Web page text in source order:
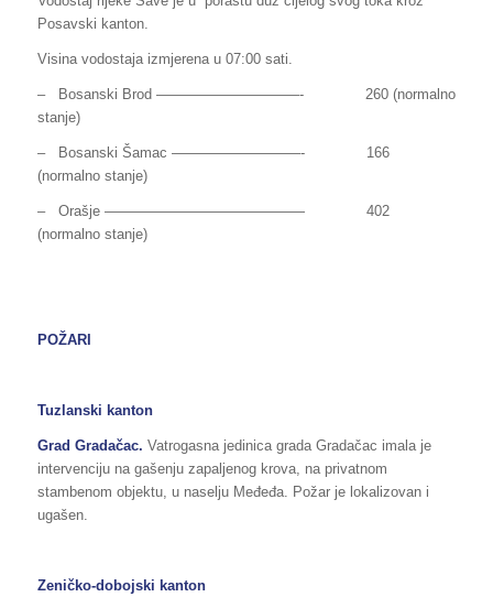
Posavski kanton.
Visina vodostaja izmjerena u 07:00 sati.
– Bosanski Brod —————­­­­­­­—————- 260 (normalno
stanje)
– Bosanski Šamac —————————- 166
(normalno stanje)
– Orašje —————————————— 402
(normalno stanje)
POŽARI
Tuzlanski kanton
Grad Gradačac. Vatrogasna jedinica grada Gradačac imala je
intervenciju na gašenju zapaljenog krova, na privatnom
stambenom objektu, u naselju Međeđa. Požar je lokalizovan i
ugašen.
Zeničko-dobojski kanton